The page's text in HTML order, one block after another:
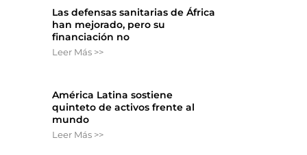
Las defensas sanitarias de África
han mejorado, pero su
financiación no
Leer Más >>
América Latina sostiene
quinteto de activos frente al
mundo
Leer Más >>